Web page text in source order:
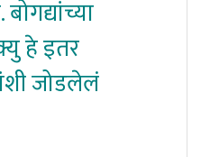
हे इतर
जोडलेलं